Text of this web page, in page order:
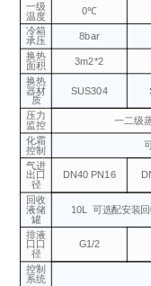
一级
温度
0℃
冷箱
承压
8bar
换热
面积
3m2*2
换热
器材
质
SUS304
压力
监控
一二级
化霜
控制
气进
出口
径
DN40 PN16
回收
液储
罐
10L 可选配安装
排液
口口
径
G1/2
控制
系统